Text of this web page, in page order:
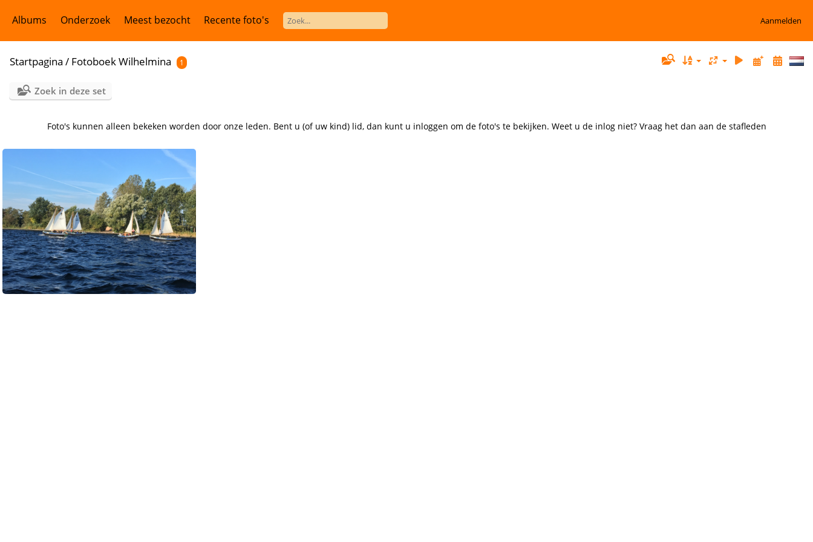
Albums Onderzoek Meest bezocht Recente foto's Aanmelden
Startpagina / Fotoboek Wilhelmina 1
Zoek in deze set
Foto's kunnen alleen bekeken worden door onze leden. Bent u (of uw kind) lid, dan kunt u inloggen om de foto's te bekijken. Weet u de inlog niet? Vraag het dan aan de stafleden